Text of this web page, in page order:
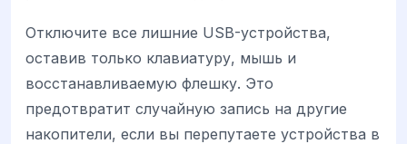
Отключите все лишние USB-устройства,
оставив только клавиатуру, мышь и
восстанавливаемую флешку. Это
предотвратит случайную запись на другие
накопители, если вы перепутаете устройства в